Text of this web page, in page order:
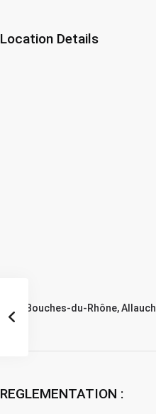
Location Details
FR, Bouches-du-Rhône, Allauch
REGLEMENTATION :